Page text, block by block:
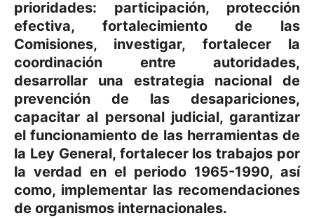
prioridades: participación, protección
efectiva, fortalecimiento de las
Comisiones, investigar, fortalecer la
coordinación entre autoridades,
desarrollar una estrategia nacional de
prevención de las desapariciones,
capacitar al personal judicial, garantizar
el funcionamiento de las herramientas de
la Ley General, fortalecer los trabajos por
la verdad en el periodo 1965-1990, así
como, implementar las recomendaciones
de organismos internacionales.